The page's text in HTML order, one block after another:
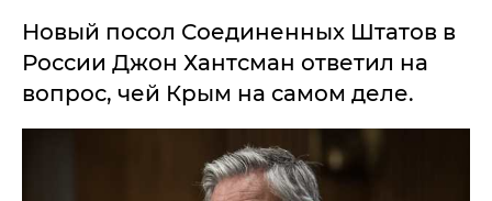
Новый посол Соединенных Штатов в
России Джон Хантсман ответил на
вопрос, чей Крым на самом деле.